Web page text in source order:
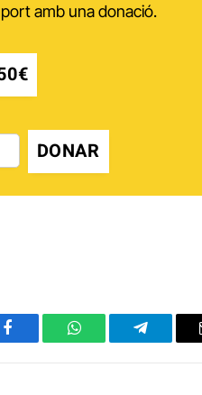
amb una donació.
DONAR
Facebook WhatsAppTelegram